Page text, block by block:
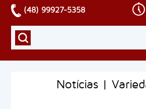
(48) 99927-5358
Notícias |